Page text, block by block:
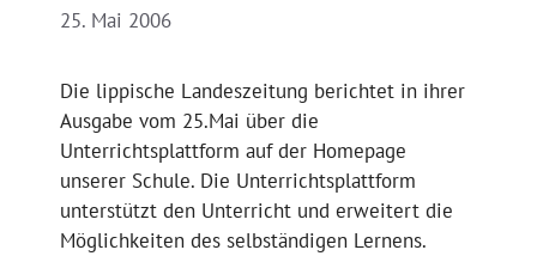
25. Mai 2006
Die lippische Landeszeitung berichtet in ihrer
Ausgabe vom 25.Mai über die
Unterrichtsplattform auf der Homepage
unserer Schule. Die Unterrichtsplattform
unterstützt den Unterricht und erweitert die
Möglichkeiten des selbständigen Lernens.